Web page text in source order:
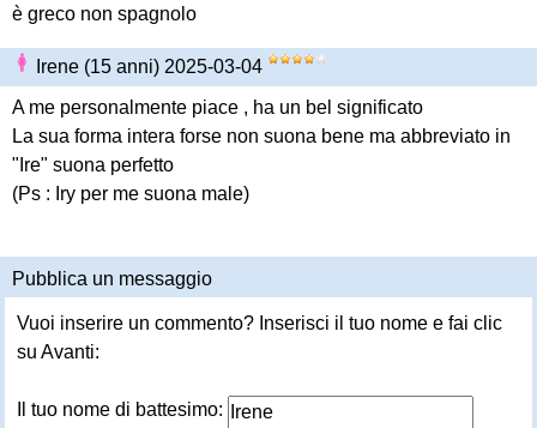
è greco non spagnolo
Irene (15 anni) 2025-03-04
A me personalmente piace , ha un bel significato
La sua forma intera forse non suona bene ma abbreviato in
"Ire" suona perfetto
(Ps : Iry per me suona male)
Pubblica un messaggio
Vuoi inserire un commento? Inserisci il tuo nome e fai clic
su Avanti:
Il tuo nome di battesimo: